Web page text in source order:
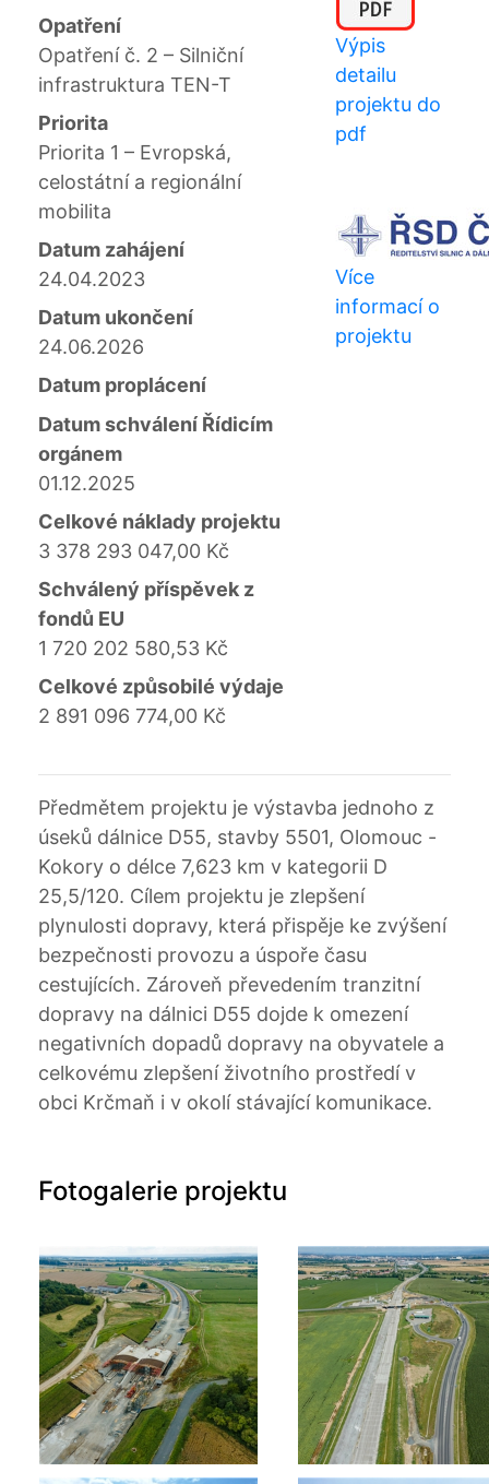
Opatření
Opatření č. 2 – Silniční
infrastruktura TEN-T
Priorita
Priorita 1 – Evropská,
celostátní a regionální
mobilita
Datum zahájení
24.04.2023
Datum ukončení
24.06.2026
Datum proplácení
Datum schválení Řídicím
orgánem
01.12.2025
Celkové náklady projektu
3 378 293 047,00 Kč
Schválený příspěvek z
fondů EU
1 720 202 580,53 Kč
Celkové způsobilé výdaje
2 891 096 774,00 Kč
Výpis
detailu
projektu do
pdf
Více
informací o
projektu
Předmětem projektu je výstavba jednoho z
úseků dálnice D55, stavby 5501, Olomouc -
Kokory o délce 7,623 km v kategorii D
25,5/120. Cílem projektu je zlepšení
plynulosti dopravy, která přispěje ke zvýšení
bezpečnosti provozu a úspoře času
cestujících. Zároveň převedením tranzitní
dopravy na dálnici D55 dojde k omezení
negativních dopadů dopravy na obyvatele a
celkovému zlepšení životního prostředí v
obci Krčmaň i v okolí stávající komunikace.
Fotogalerie projektu